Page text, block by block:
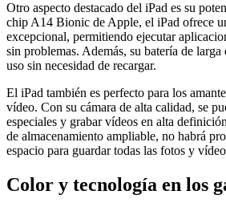
Otro aspecto destacado del iPad es su
chip A14 Bionic de Apple, el iPad ofrece
excepcional, permitiendo ejecutar
sin problemas. Además, su batería de
uso sin necesidad de recargar.
El iPad también es perfecto para los
vídeo. Con su cámara de alta calidad, se
especiales y grabar vídeos en alta
de almacenamiento ampliable, no habrá
espacio para guardar todas las fotos y
Color y tecnología en los